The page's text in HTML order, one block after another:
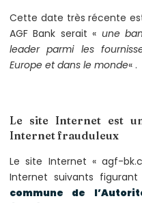
Cette date très récente
AGF Bank serait « une
leader parmi les
Europe et dans le monde« .
Le site Internet est
Internet frauduleux
Le site Internet « agf-
Internet suivants
commune de